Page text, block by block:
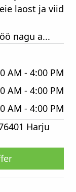
laost ja viid
nagu a...
AM - 4:00 PM
AM - 4:00 PM
AM - 4:00 PM
Harju